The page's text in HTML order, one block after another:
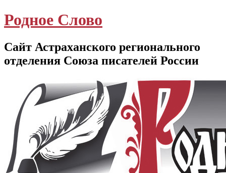
Родное Слово
Сайт Астраханского регионального
отделения Союза писателей России